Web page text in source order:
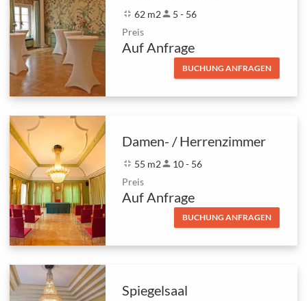
fullscreen_exit 62 m2person 5 - 56
Preis
Auf Anfrage
BUCHUNG ANFRAGEN
Damen- / Herrenzimmer
fullscreen_exit 55 m2person 10 - 56
Preis
Auf Anfrage
BUCHUNG ANFRAGEN
Spiegelsaal